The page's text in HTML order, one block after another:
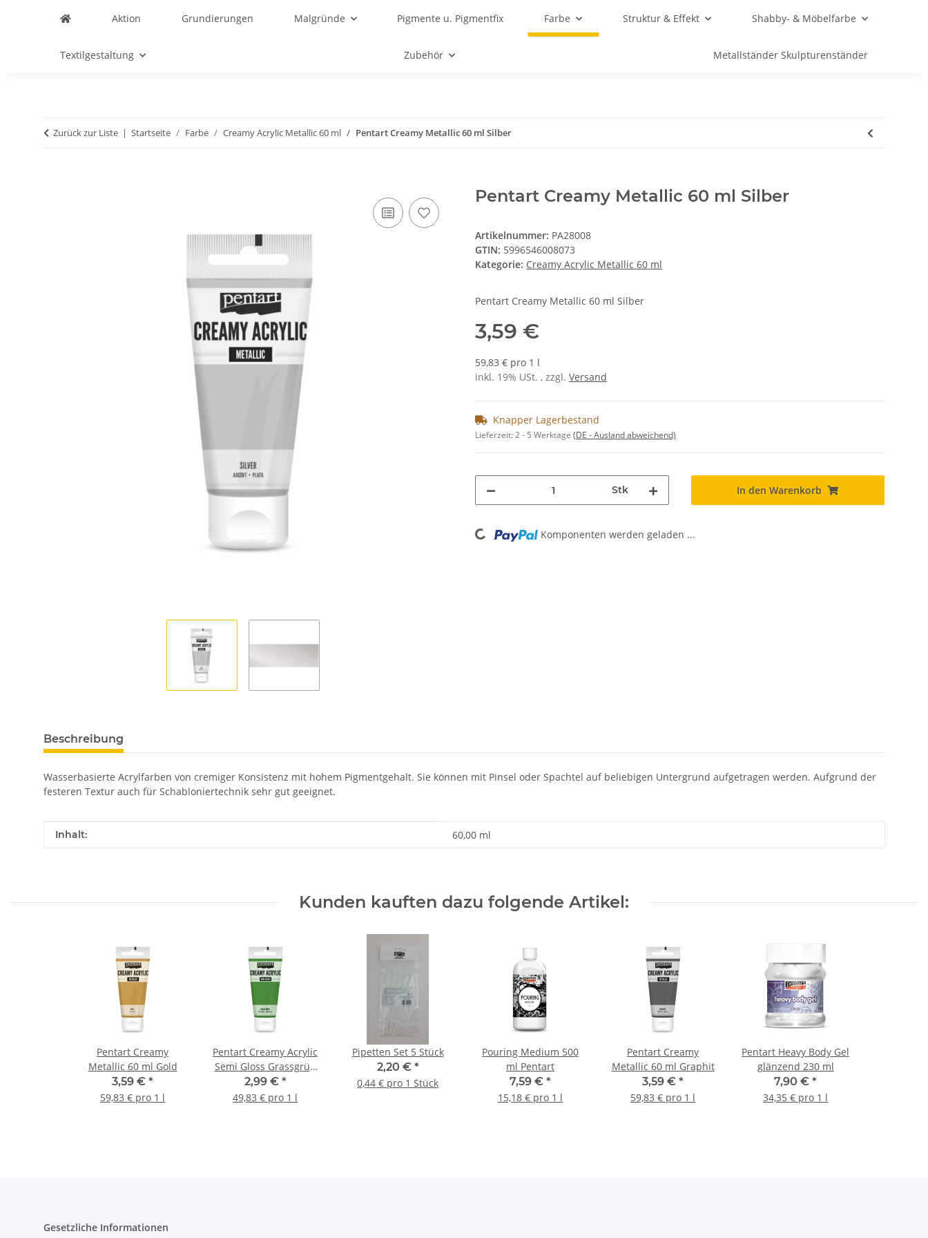
Aktion Grundierungen Malgründe Pigmente u. Pigmentfix Farbe Struktur & Effekt Shabby- & Möbelfarbe
Textilgestaltung Zubehör Metallständer Skulpturenständer
Zurück zur Liste Startseite Farbe Creamy Acrylic Metallic 60 ml Pentart Creamy Metallic 60 ml Silber
Pentart Creamy Metallic 60 ml Silber
Artikelnummer: PA28008
GTIN: 5996546008073
Kategorie: Creamy Acrylic Metallic 60 ml
Pentart Creamy Metallic 60 ml Silber
3,59 €
59,83 € pro 1 l
inkl. 19% USt. , zzgl. Versand
Knapper Lagerbestand
Lieferzeit:2 - 5 Werktage (DE - Ausland abweichend)
Stk In den Warenkorb
Loading... Komponenten werden geladen ...
Beschreibung
Wasserbasierte Acrylfarben von cremiger Konsistenz mit hohem Pigmentgehalt. Sie können mit Pinsel oder Spachtel auf beliebigen Untergrund aufgetragen werden. Aufgrund der
festeren Textur auch für Schabloniertechnik sehr gut geeignet.
Produkteigenschaft
Wert
Inhalt: 60,00 ml
Kunden kauften dazu folgende Artikel:
Pentart Creamy
Metallic 60 ml Gold
3,59 € *
59,83 € pro 1 l
Pentart Creamy Acrylic
Semi Gloss Grassgrün
60 ml
2,99 € *
49,83 € pro 1 l
Pipetten Set 5 Stück
2,20 € *
0,44 € pro 1 Stück
Pouring Medium 500
ml Pentart
7,59 € *
15,18 € pro 1 l
Pentart Creamy
Metallic 60 ml Graphit
3,59 € *
59,83 € pro 1 l
Pentart Heavy Body Gel
glänzend 230 ml
7,90 € *
34,35 € pro 1 l
Gesetzliche Informationen